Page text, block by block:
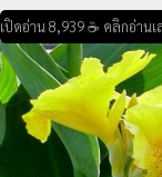
เปิดอ่าน 8,939 ☕ คลิกอ่านเ